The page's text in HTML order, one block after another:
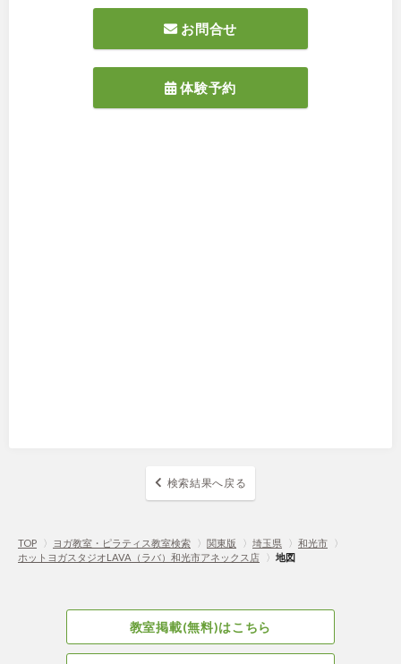
お問合せ
体験予約
検索結果へ戻る
TOP 〉 ヨガ教室・ピラティス教室検索 〉 関東版 〉 埼玉県 〉 和光市
〉
ホットヨガスタジオLAVA（ラバ）和光市アネックス店
〉 地図
教室掲載(無料)はこちら